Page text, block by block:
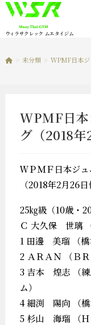
コ
ウィラサクレック ムエタイジム
> 未分類 > WPMF日本ジ
WPMF日本
グ（2018年
ＷＰＭＦ日本ジ
（2018年2月26日
25㎏級（10歳・
Ｃ 大久保 世璃
1 田邊 美瑠 （橋
2 ＡＲＡＮ （Ｂ
3 吉本 煌志 （練
ム）
4 細渕 陽向 （橋
5 杉山 海瑠 （Ｈ